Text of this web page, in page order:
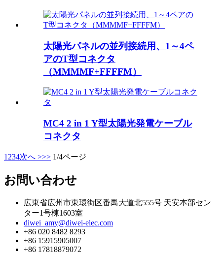
太陽光パネルの並列接続用、1～4ペ
アのT型コネクタ
（MMMMF+FFFFM）
MC4 2 in 1 Y型太陽光発電ケーブル
コネクタ
1 234次へ >>> 1/4ページ
お問い合わせ
広東省広州市東環街区番禺大道北555号 天安本部セン
ター1号棟1603室
diwei_amy@diwei-elec.com
+86 020 8482 8293
+86 15915905007
+86 17818879072